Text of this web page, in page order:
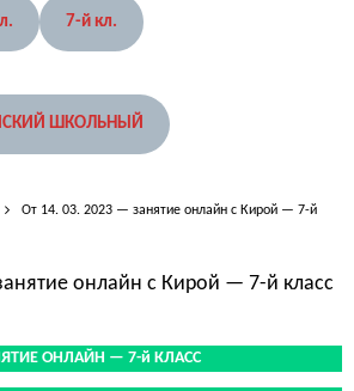
7-й кл.
ШКОЛЬНЫЙ
От 14. 03. 2023 — занятие онлайн с Кирой — 7-й
онлайн с Кирой — 7-й класс
ОНЛАЙН — 7-й КЛАСС